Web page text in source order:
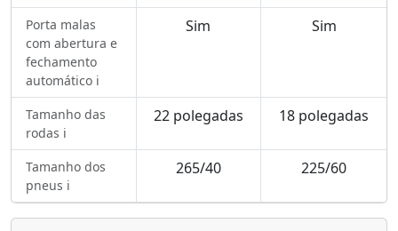
Porta malas
com abertura e
fechamento
automático ℹ️
Sim Sim
Tamanho das
rodas ℹ️
22 polegadas 18 polegadas
Tamanho dos
pneus ℹ️
265/40 225/60